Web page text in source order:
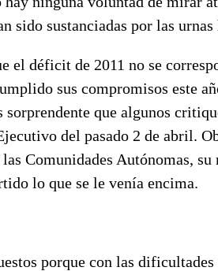
sido sustanciadas por las urnas
el déficit de 2011 no se
sus compromisos este
que algunos
del pasado 2 de abril.
Comunidades Autónomas, su
lo que se le venía encima.
porque con las dificultades